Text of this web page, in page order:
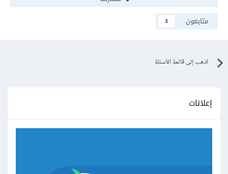
متابعون
3
اذهب إلى قائمة الأسئلة
إعلانات